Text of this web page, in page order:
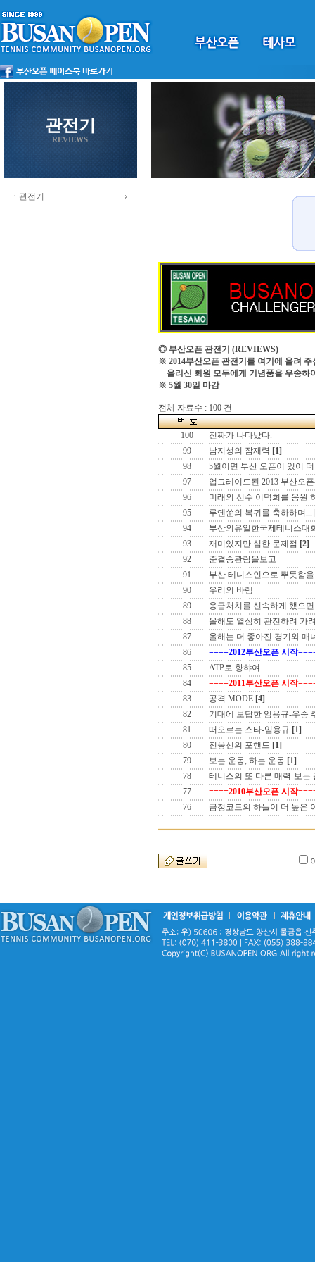
관전기
REVIEWS
ㆍ관전기
◎ 부산오픈 관전기 (REVIEWS)
※ 2014부산오픈 관전기를 여기에 올려 주
올리신 회원 모두에게 기념품을 우송하
※ 5월 30일 마감
전체 자료수 : 100 건
100
진짜가 나타났다.
99
남지성의 잠재력 [1]
98
5월이면 부산 오픈이 있어
97
업그레이드된 2013 부산오
96
미래의 선수 이덕희를 응원
95
루옌쑨의 복귀를 축하하며...
94
부산의유일한국제테니스대
93
재미있지만 심한 문제점 [2]
92
준결승관람을보고
91
부산 테니스인으로 뿌듯함
90
우리의 바램
89
응급처치를 신속하게 했으
88
올해도 열심히 관전하려 가
87
올해는 더 좋아진 경기와 매
86
====2012부산오픈 시작
85
ATP로 향햐여
84
====2011부산오픈 시작
83
공격 MODE [4]
82
기대에 보답한 임용규-우승
81
떠오르는 스타-임용규 [1]
80
전웅선의 포핸드 [1]
79
보는 운동, 하는 운동 [1]
78
테니스의 또 다른 매력-보는
77
====2010부산오픈 시작
76
금정코트의 하늘이 더 높은